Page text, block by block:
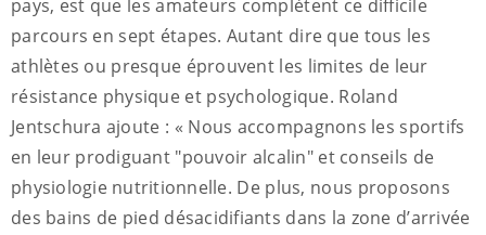
pays, est que les amateurs complètent ce difficile
parcours en sept étapes. Autant dire que tous les
athlètes ou presque éprouvent les limites de leur
résistance physique et psychologique. Roland
Jentschura ajoute : « Nous accompagnons les sportifs
en leur prodiguant "pouvoir alcalin" et conseils de
physiologie nutritionnelle. De plus, nous proposons
des bains de pied désacidifiants dans la zone d’arrivée